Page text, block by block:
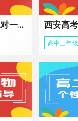
西安高考物理一对一辅导课程
高中三年级